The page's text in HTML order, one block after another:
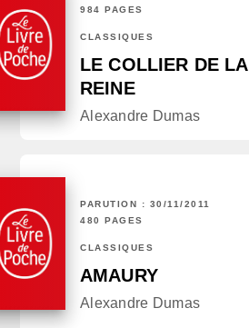
984 PAGES
CLASSIQUES
LE COLLIER DE LA
REINE
Alexandre Dumas
PARUTION : 30/11/2011
480 PAGES
CLASSIQUES
AMAURY
Alexandre Dumas